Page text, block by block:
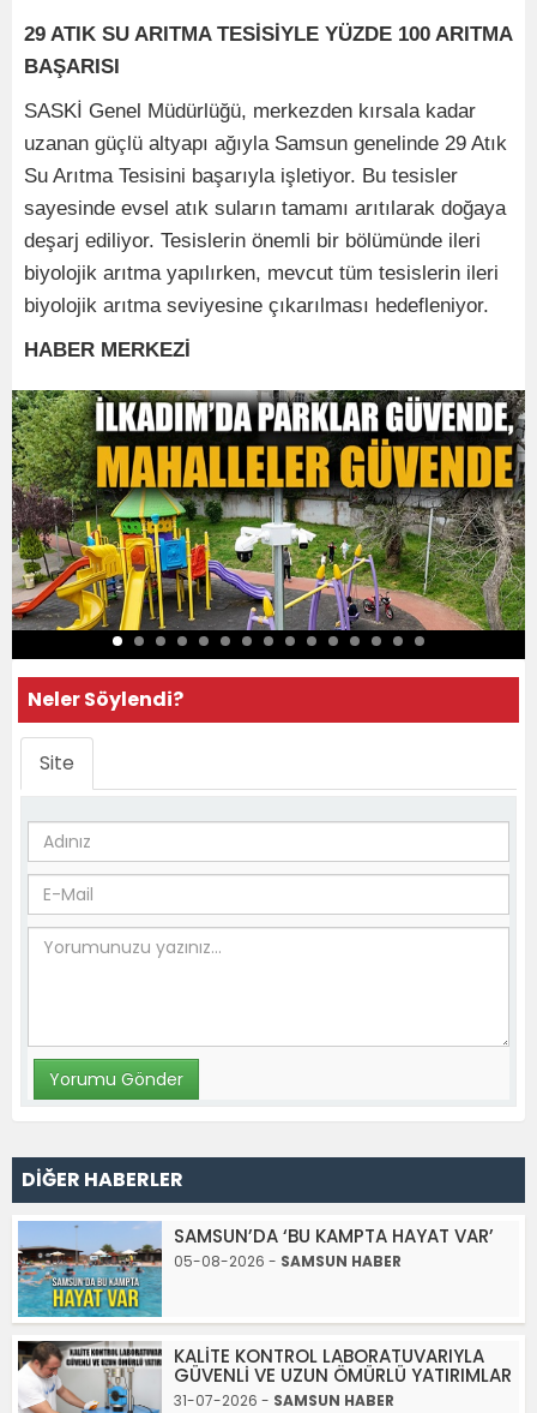
29 ATIK SU ARITMA TESİSİYLE YÜZDE 100 ARITMA
BAŞARISI
SASKİ Genel Müdürlüğü, merkezden kırsala kadar
uzanan güçlü altyapı ağıyla Samsun genelinde 29 Atık
Su Arıtma Tesisini başarıyla işletiyor. Bu tesisler
sayesinde evsel atık suların tamamı arıtılarak doğaya
deşarj ediliyor. Tesislerin önemli bir bölümünde ileri
biyolojik arıtma yapılırken, mevcut tüm tesislerin ileri
biyolojik arıtma seviyesine çıkarılması hedefleniyor.
HABER MERKEZİ
Neler Söylendi?
Site
DİĞER HABERLER
SAMSUN’DA ‘BU KAMPTA HAYAT VAR’
05-08-2026 - SAMSUN HABER
KALİTE KONTROL LABORATUVARIYLA
GÜVENLİ VE UZUN ÖMÜRLÜ YATIRIMLAR
31-07-2026 - SAMSUN HABER